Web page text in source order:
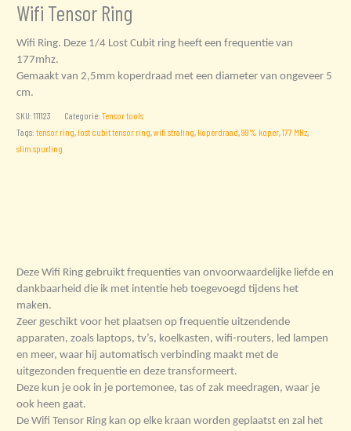
Wifi Tensor Ring
Wifi Ring. Deze 1/4 Lost Cubit ring heeft een frequentie van
177mhz.
Gemaakt van 2,5mm koperdraad met een diameter van ongeveer 5
cm.
SKU:111123 Categorie:Tensor tools
Tags:tensor ring lost cubit tensor ring ,wifi straling koperdraad ,99% koper ,177 MHz
slim spurling
Deze Wifi Ring gebruikt frequenties van onvoorwaardelijke liefde en
dankbaarheid die ik met intentie heb toegevoegd tijdens het
maken.
Zeer geschikt voor het plaatsen op frequentie uitzendende
apparaten, zoals laptops, tv’s, koelkasten, wifi-routers, led lampen
en meer, waar hij automatisch verbinding maakt met de
uitgezonden frequentie en deze transformeert.
Deze kun je ook in je portemonee, tas of zak meedragen, waar je
ook heen gaat.
De Wifi Tensor Ring kan op elke kraan worden geplaatst en zal het